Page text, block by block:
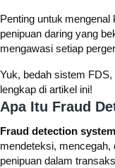
Penting untuk
penipuan daring yang
mengawasi setiap
Yuk, bedah sistem
lengkap di artikel ini!
Apa Itu Fraud
Fraud detection
mendeteksi, mencegah,
penipuan dalam